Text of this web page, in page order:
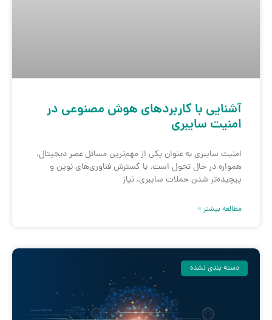
آشنایی با کاربردهای هوش مصنوعی در
امنیت سایبری
امنیت سایبری به عنوان یکی از مهم‌ترین مسائل عصر دیجیتال،
همواره در حال تحول است. با گسترش فناوری‌های نوین و
پیچیده‌تر شدن حملات سایبری، نیاز
مطالعه بیشتر »
دسته بندی نشده